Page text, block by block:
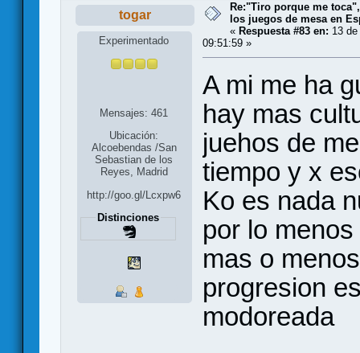
togar
Experimentado
Mensajes: 461
Ubicación:
Alcoebendas /San
Sebastian de los
Reyes, Madrid
http://goo.gl/Lcxpw6
Distinciones
Re:"Tiro porque me
los juegos de mesa en
« Respuesta #83 en: 13
09:51:59 »
A mi me ha
hay mas
juehos de
tiempo y x
Ko es nada
por lo
mas o
progresion
modoreada